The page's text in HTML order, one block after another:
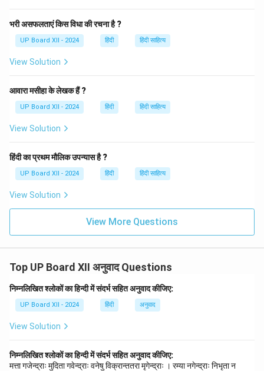
Download Solution in PDF
भरी असफलताएं किस विधा की रचना है ?
UP Board XII - 2024 हिंदी हिंदी साहित्य
View Solution
आवारा मसीहा के लेखक हैं ?
UP Board XII - 2024 हिंदी हिंदी साहित्य
View Solution
हिंदी का प्रथम मौलिक उपन्यास है ?
UP Board XII - 2024 हिंदी हिंदी साहित्य
View Solution
View More Questions
Top UP Board XII अनुवाद Questions
निम्नलिखित श्लोकों का हिन्दी में संदर्भ सहित अनुवाद कीजिए:
UP Board XII - 2024 हिंदी अनुवाद
View Solution
निम्नलिखित श्लोकों का हिन्दी में संदर्भ सहित अनुवाद कीजिए:
मत्ता गजेन्द्राः मुदिता गवेन्द्राः वनेषु विक्रान्ततरा मृगेन्द्राः । रम्या नगेन्द्राः निभृता न